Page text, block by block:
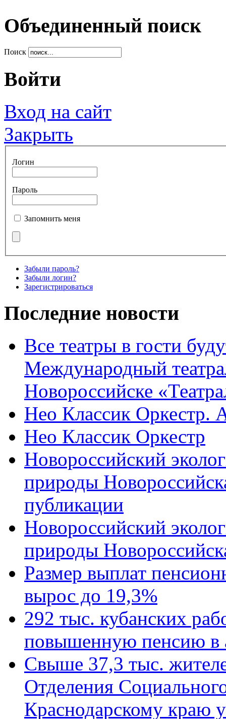
Объединенный поиск
Поиск
Войти
Вход на сайт
Закрыть
Логин
Пароль
Запомнить меня
Забыли пароль?
Забыли логин?
Зарегистрироваться
Последние новости
Все театры в гости
Международный
Новороссийске
Нео Классик Оркестр.
Нео Классик Оркестр
Новороссийский
природы
публикации
Новороссийский
природы
Размер выплат
вырос до 19,3%
292 тыс. кубанских
повышенную пенсию в
Свыше 37,3 тыс.
Отделения
Краснодарскому краю